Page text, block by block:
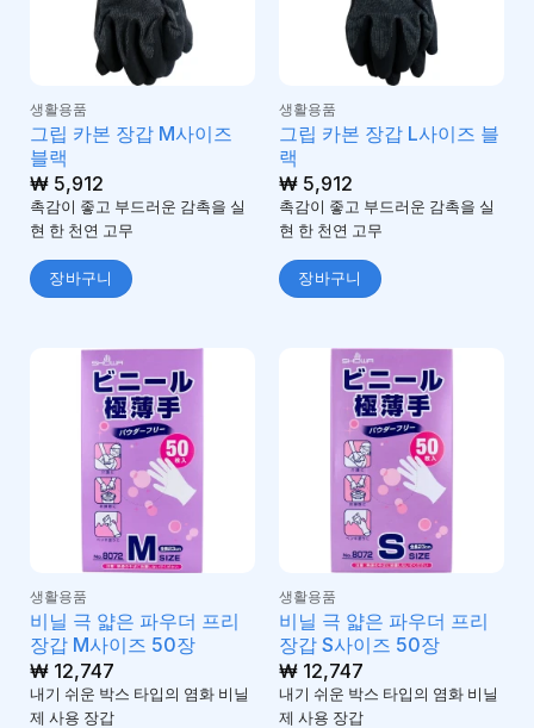
생활용품
그립 카본 장갑 M사이즈
블랙
₩5,912
촉감이 좋고 부드러운 감촉을 실
현 한 천연 고무
장바구니
생활용품
그립 카본 장갑 L사이즈 블
랙
₩5,912
촉감이 좋고 부드러운 감촉을 실
현 한 천연 고무
장바구니
생활용품
비닐 극 얇은 파우더 프리
장갑 M사이즈 50장
₩12,747
내기 쉬운 박스 타입의 염화 비닐
제 사용 장갑
생활용품
비닐 극 얇은 파우더 프리
장갑 S사이즈 50장
₩12,747
내기 쉬운 박스 타입의 염화 비닐
제 사용 장갑